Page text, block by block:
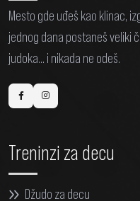
Mesto gde uđeš kao klinac,
jednog dana postaneš veliki
judoka... i nikada ne odeš.
Treninzi za decu
Džudo za decu